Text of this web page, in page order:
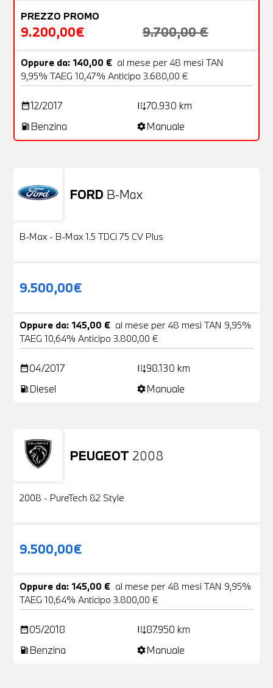
PREZZO PROMO
9.200,00€ 9.700,00 €
Oppure da: 140,00 € al mese per 48 mesi TAN
9,95% TAEG 10,47% Anticipo 3.680,00 €
date_range12/2017 add_road70.930 km
local_gas_station Benzina settingsManuale
FORD B-Max
B-Max - B-Max 1.5 TDCi 75 CV Plus
9.500,00€
Oppure da: 145,00 € al mese per 48 mesi TAN 9,95%
TAEG 10,64% Anticipo 3.800,00 €
date_range04/2017 add_road98.130 km
local_gas_station Diesel settingsManuale
PEUGEOT 2008
Usato
2008 - PureTech 82 Style
9.500,00€
Oppure da: 145,00 € al mese per 48 mesi TAN 9,95%
TAEG 10,64% Anticipo 3.800,00 €
date_range05/2018 add_road87.950 km
local_gas_station Benzina settingsManuale